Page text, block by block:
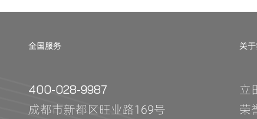
全国服务
400-028-9987
成都市新都区旺业路169号
关
立
荣